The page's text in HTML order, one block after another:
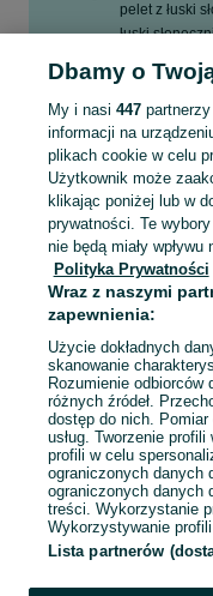
pelet z łuski
łuski
pellet z łuski
Zobacz Więcej
Mapa kategorii
Mapa miejscowości
Mapa ministron
Dbamy o
My i nasi 447partnerzy
informacji na
plikach cookie w celu
Użytkownik może
klikając poniżej lub w
prywatności. Te
nie będą miały
Polityka Prywatności
Wraz z naszymi
zapewnienia:
Użycie dokładnych
skanowanie
Rozumienie
różnych źródeł.
dostęp do nich.
usług. Tworzenie
profili w celu
ograniczonych danych
ograniczonych danych
treści. Wykorzystanie
Wykorzystywanie
Lista partnerów